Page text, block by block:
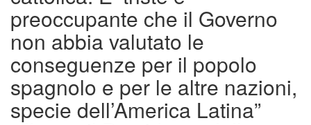
preoccupante che il Governo
non abbia valutato le
conseguenze per il popolo
spagnolo e per le altre nazioni,
specie dell’America Latina”